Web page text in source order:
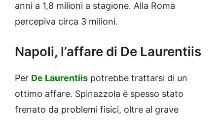
anni a 1,8 milioni a stagione. Alla Roma
percepiva circa 3 milioni.
Napoli, l’affare di De Laurentiis
Per De Laurentiis potrebbe trattarsi di un
ottimo affare. Spinazzola è spesso stato
frenato da problemi fisici, oltre al grave